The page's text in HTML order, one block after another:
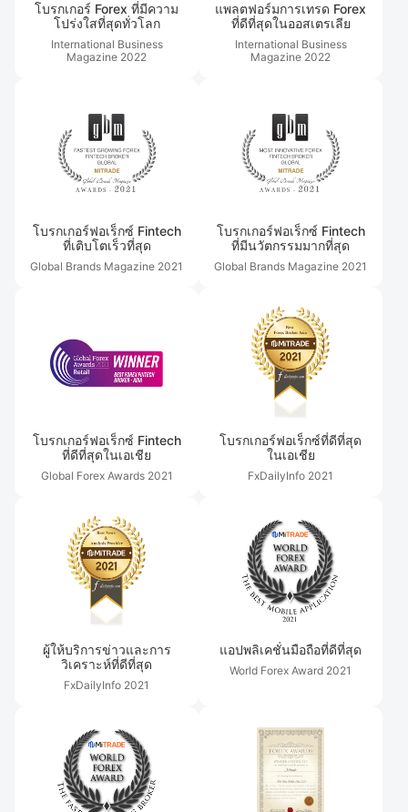
โบรกเกอร์ Forex ที่มีความ
โปร่งใสที่สุดทั่วโลก
International Business
Magazine 2022
แพลตฟอร์มการเทรด Forex
ที่ดีที่สุดในออสเตรเลีย
International Business
Magazine 2022
โบรกเกอร์ฟอเร็กซ์ Fintech
ที่เติบโตเร็วที่สุด
Global Brands Magazine 2021
โบรกเกอร์ฟอเร็กซ์ Fintech
ที่มีนวัตกรรมมากที่สุด
Global Brands Magazine 2021
โบรกเกอร์ฟอเร็กซ์ Fintech
ที่ดีที่สุดในเอเชีย
Global Forex Awards2021
โบรกเกอร์ฟอเร็กซ์ที่ดีที่สุด
ในเอเชีย
FxDailyInfo 2021
ผู้ให้บริการข่าวและการ
วิเคราะห์ที่ดีที่สุด
FxDailyInfo 2021
แอปพลิเคชั่นมือถือที่ดีที่สุด
World Forex Award 2021